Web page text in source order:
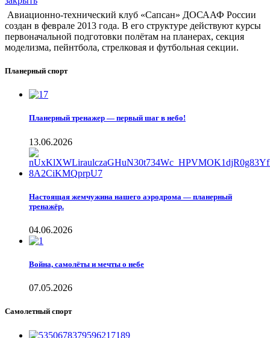
Авиационно-технический клуб «Сапсан» ДОСААФ России
создан в феврале 2013 года. В его структуре действуют курсы
первоначальной подготовки полётам на планерах, секция
моделизма, пейнтбола, стрелковая и футбольная секции.
Планерный спорт
Планерный тренажер — первый шаг в небо!
13.06.2026
Настоящая жемчужина нашего аэродрома — планерный
тренажёр.
04.06.2026
Война, самолёты и мечты о небе
07.05.2026
Самолетный спорт